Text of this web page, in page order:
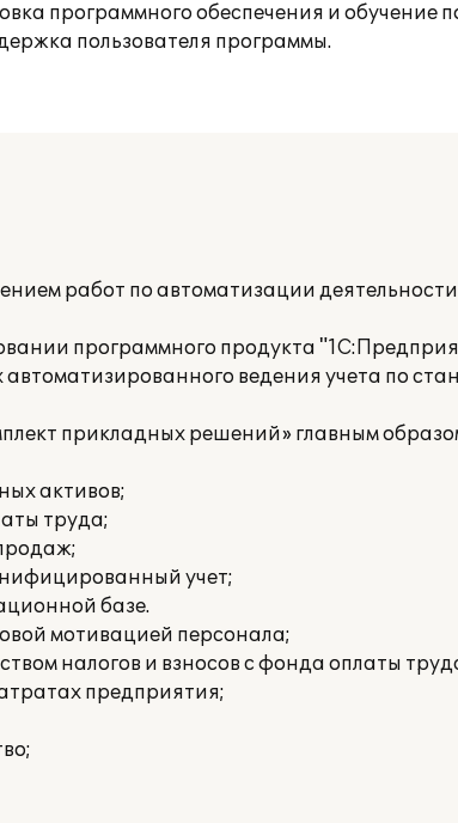
программного обеспечения и обучение
пользователя программы.
работ по автоматизации
программного продукта
ведения учета по
прикладных решений» главным
активов;
труда;
учет;
базе.
мотивацией персонала;
налогов и взносов с фонда оплаты
предприятия;